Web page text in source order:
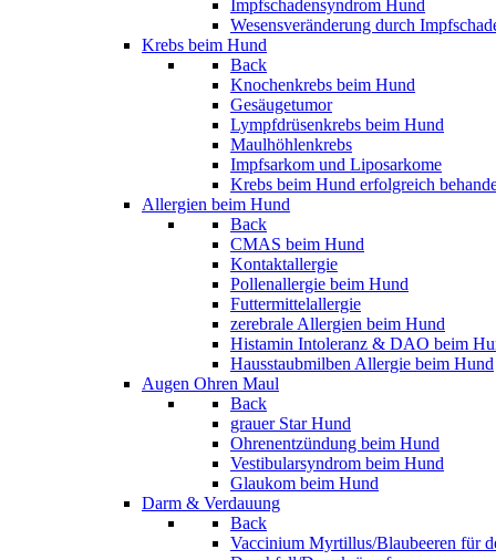
Impfschadensyndrom Hund
Wesensveränderung durch
Krebs beim Hund
Back
Knochenkrebs beim Hund
Gesäugetumor
Lympfdrüsenkrebs beim Hund
Maulhöhlenkrebs
Impfsarkom und Liposarkome
Krebs beim Hund erfolgreich
Allergien beim Hund
Back
CMAS beim Hund
Kontaktallergie
Pollenallergie beim Hund
Futtermittelallergie
zerebrale Allergien beim Hund
Histamin Intoleranz & DAO beim
Hausstaubmilben Allergie beim Hund
Augen Ohren Maul
Back
grauer Star Hund
Ohrenentzündung beim Hund
Vestibularsyndrom beim Hund
Glaukom beim Hund
Darm & Verdauung
Back
Vaccinium Myrtillus/Blaubeeren für